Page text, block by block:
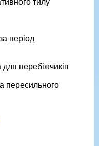
тилу
період
для перебіжчиків
пересильного